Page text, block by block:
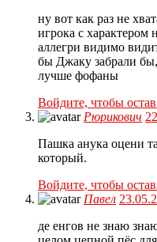
ну вот как раз не
игрока с характером
аллегри видимо
бы Джаку забрали
лучше фофаны
Войдите, чтобы
Рюрикович
Пашка анука оцени
который.
Войдите, чтобы
Павел
де енгов не знаю